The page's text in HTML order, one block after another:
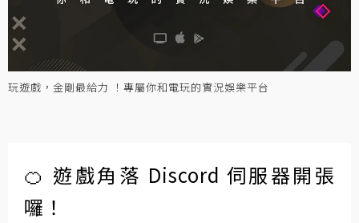
玩遊戲，金剛最給力 ！專屬你和電玩的實況娛樂平台
🍊 遊戲角落 Discord 伺服器開張
囉！